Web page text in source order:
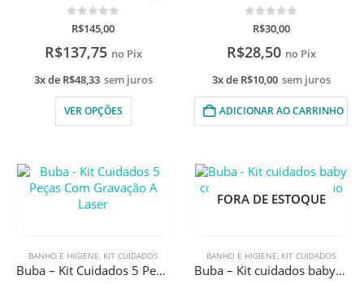
0de 5
R$145,00
R$137,75 no Pix
3x de R$48,33 sem juros
VER OPÇÕES
de 5
R$30,00
R$28,50 no Pix
3x de R$10,00 sem juros
ADICIONAR AO CARRINHO
BANHO E HIGIENE, KIT CUIDADOS
Buba – Kit Cuidados 5 Peças Com Gravação A Laser
FORA DE ESTOQUE
BANHO E HIGIENE, KIT CUIDADOS
Buba – Kit cuidados baby com estojo com gravação a laser